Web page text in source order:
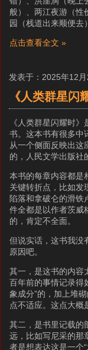
般）、两江夜游（性
园（栈道出来顺便去
点击查看全文 »
发表于：2025年12
《人类群星闪
《人类群星闪耀时》
书。这本书有很多中
从一个侧面反映出这
的，人民文学出版社
本书的每章内容都是
关键转折点，比如发
陷落和拿破仑的滑铁
件全都是以作者茨威
的，肯定不全面。
但说实话，这书我没
原因吧。
其一，是这书的内容
百年前的事情记录得
象成分”的，加上堆
点不适应。这点大概
其二，是书里记载的
远，比如写尼采的那
者是想表达这是一个